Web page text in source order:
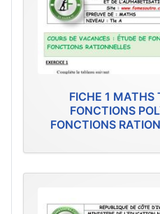
FICHE 1 MATHS
FONCTIONS
FONCTIONS